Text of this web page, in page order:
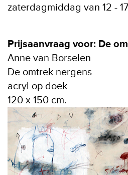
zaterdagmiddag van 12 -
Prijsaanvraag voor: De
Anne van Borselen
De omtrek nergens
acryl op doek
120 x 150 cm.